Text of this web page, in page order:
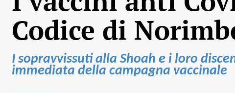
Codice di
I sopravvissuti alla Shoah e i loro
immediata della campagna vaccinale